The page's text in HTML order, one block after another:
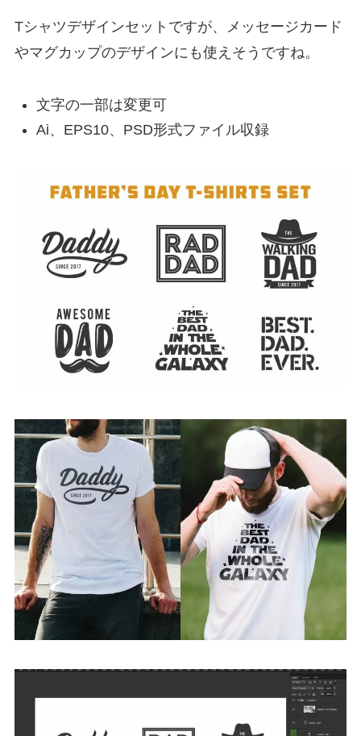
Tシャツデザインセットですが、メッセージカード
やマグカップのデザインにも使えそうですね。
文字の一部は変更可
Ai、EPS10、PSD形式ファイル収録